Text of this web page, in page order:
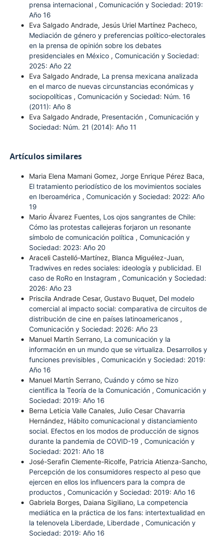
prensa internacional , Comunicación y Sociedad: 2019:
Año 16
Eva Salgado Andrade, Jesús Uriel Martínez Pacheco,
Mediación de género y preferencias político-electorales
en la prensa de opinión sobre los debates
presidenciales en México , Comunicación y Sociedad:
2025: Año 22
Eva Salgado Andrade, La prensa mexicana analizada
en el marco de nuevas circunstancias económicas y
sociopolíticas , Comunicación y Sociedad: Núm. 16
(2011): Año 8
Eva Salgado Andrade, Presentación , Comunicación y
Sociedad: Núm. 21 (2014): Año 11
Artículos similares
Maria Elena Mamani Gomez, Jorge Enrique Pérez Baca,
El tratamiento periodístico de los movimientos sociales
en Iberoamérica , Comunicación y Sociedad: 2022: Año
19
Mario Álvarez Fuentes, Los ojos sangrantes de Chile:
Cómo las protestas callejeras forjaron un resonante
símbolo de comunicación política , Comunicación y
Sociedad: 2023: Año 20
Araceli Castelló-Martínez, Blanca Miguélez-Juan,
Tradwives en redes sociales: ideología y publicidad. El
caso de RoRo en Instagram , Comunicación y Sociedad:
2026: Año 23
Priscila Andrade Cesar, Gustavo Buquet, Del modelo
comercial al impacto social: comparativa de circuitos de
distribución de cine en países latinoamericanos ,
Comunicación y Sociedad: 2026: Año 23
Manuel Martín Serrano, La comunicación y la
información en un mundo que se virtualiza. Desarrollos y
funciones previsibles , Comunicación y Sociedad: 2019:
Año 16
Manuel Martín Serrano, Cuándo y cómo se hizo
científica la Teoría de la Comunicación , Comunicación y
Sociedad: 2019: Año 16
Berna Leticia Valle Canales, Julio Cesar Chavarria
Hernández, Hábito comunicacional y distanciamiento
social. Efectos en los modos de producción de signos
durante la pandemia de COVID-19 , Comunicación y
Sociedad: 2021: Año 18
José-Serafin Clemente-Ricolfe, Patricia Atienza-Sancho,
Percepción de los consumidores respecto al peso que
ejercen en ellos los influencers para la compra de
productos , Comunicación y Sociedad: 2019: Año 16
Gabriela Borges, Daiana Sigiliano, La competencia
mediática en la práctica de los fans: intertextualidad en
la telenovela Liberdade, Liberdade , Comunicación y
Sociedad: 2019: Año 16